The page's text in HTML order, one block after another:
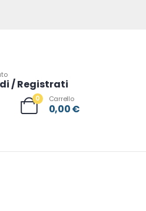
/ Registrati
0 Carrello
0,00€